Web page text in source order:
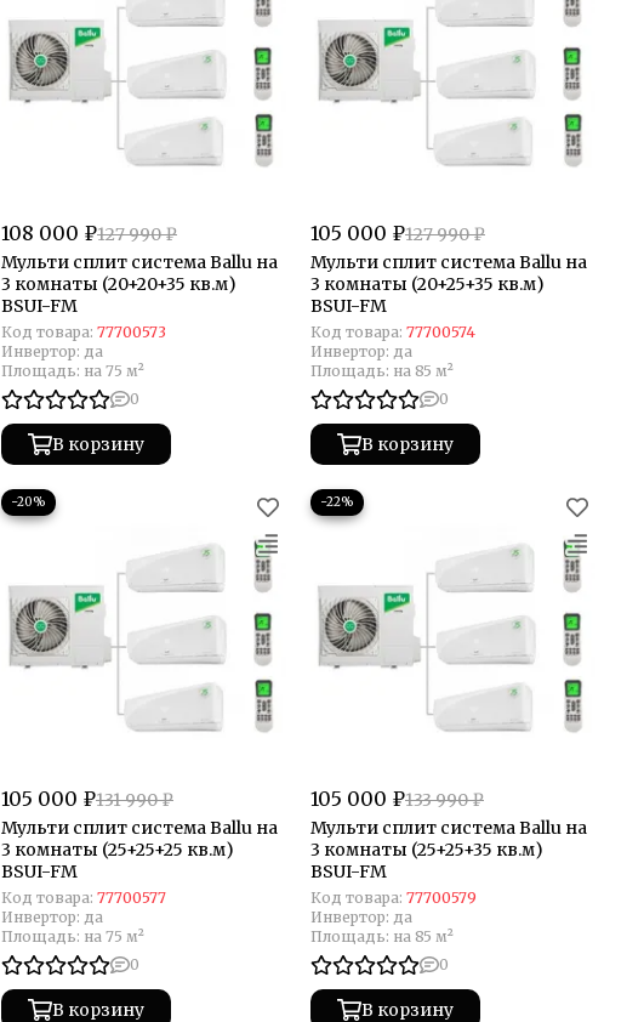
108 000 ₽127 990 ₽
Мульти сплит система Ballu на
3 комнаты (20+20+35 кв.м)
BSUI-FM
Код товара: 77700573
Инвертор: да
Площадь: на 75 м²
0
В корзину
105 000 ₽127 990 ₽
Мульти сплит система Ballu на
3 комнаты (20+25+35 кв.м)
BSUI-FM
Код товара: 77700574
Инвертор: да
Площадь: на 85 м²
0
В корзину
−20%
105 000 ₽131 990 ₽
Мульти сплит система Ballu на
3 комнаты (25+25+25 кв.м)
BSUI-FM
Код товара: 77700577
Инвертор: да
Площадь: на 75 м²
0
В корзину
−22%
105 000 ₽133 990 ₽
Мульти сплит система Ballu на
3 комнаты (25+25+35 кв.м)
BSUI-FM
Код товара: 77700579
Инвертор: да
Площадь: на 85 м²
0
В корзину